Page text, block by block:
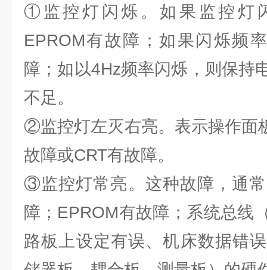
①监控灯闪烁。如果监控灯
EPROM有故障；如果闪烁频
障；如以4Hz频率闪烁，则保持
不足。
②监控灯左灭右亮。表示操作面
故障或CRT有故障。
③监控灯常亮。这种故障，通
障；EPROM有故障；系统总线
路板上设定有误、机床数据错